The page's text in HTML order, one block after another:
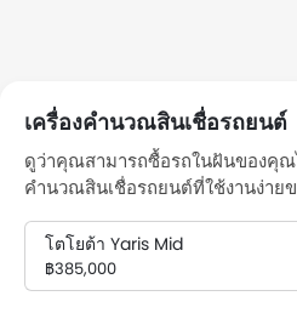
เครื่องคำนวณสินเชื่อรถยนต์
ดูว่าคุณสามารถซื้อรถในฝันของคุณ
คำนวณสินเชื่อรถยนต์ที่ใช้งานง่ายข
โตโยต้า Yaris Mid
฿385,000